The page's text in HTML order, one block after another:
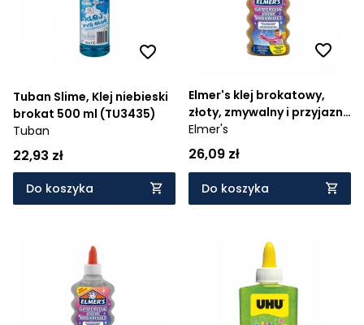
Tuban Slime, Klej niebieski
brokat 500 ml (TU3435)
Tuban
22,93 zł
Do koszyka
Elmer's klej brokatowy,
złoty, zmywalny i przyjazny
dzieciom, 177 ml -
doskonały do Slime
Elmer's
26,09 zł
Do koszyka